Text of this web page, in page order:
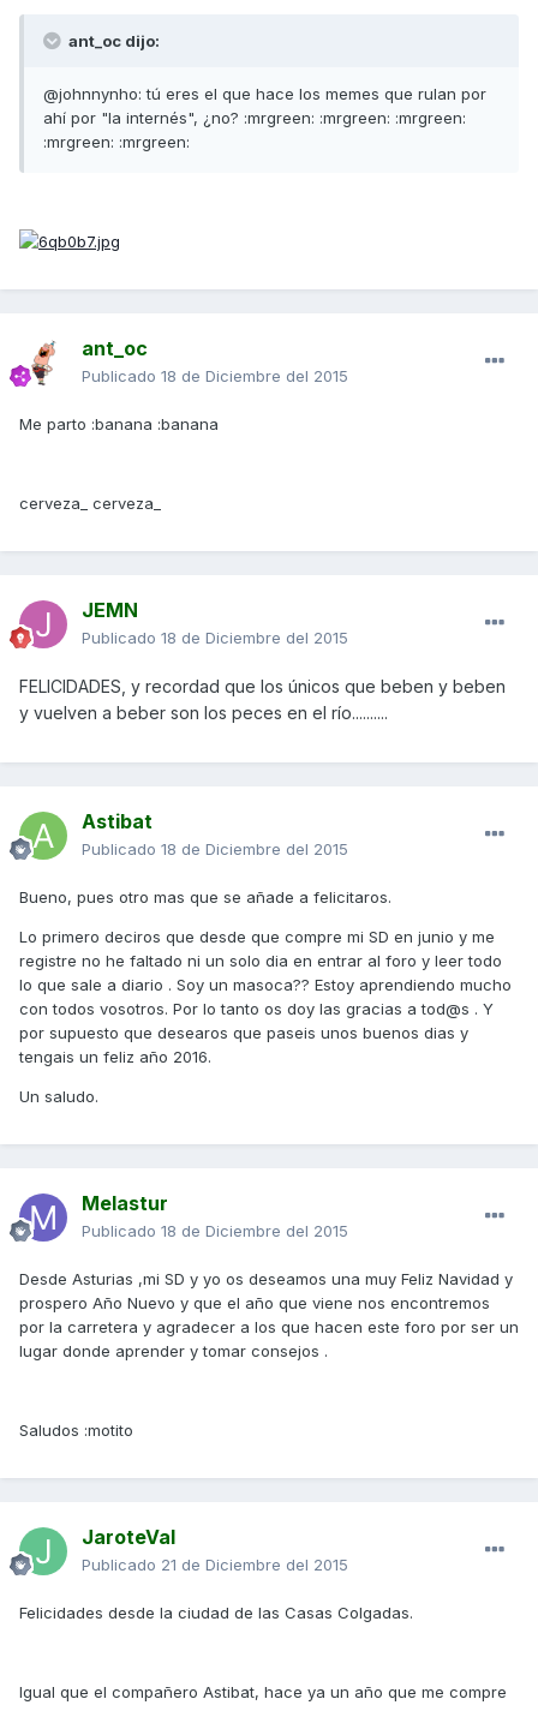
ant_oc dijo:
@johnnynho: tú eres el que hace los memes que rulan por
ahí por "la internés", ¿no? :mrgreen: :mrgreen: :mrgreen:
:mrgreen: :mrgreen:
ant_oc
Publicado 18 de Diciembre del 2015
Me parto :banana :banana
cerveza_ cerveza_
JEMN
Publicado 18 de Diciembre del 2015
FELICIDADES, y recordad que los únicos que beben y beben
y vuelven a beber son los peces en el río..........
Astibat
Publicado 18 de Diciembre del 2015
Bueno, pues otro mas que se añade a felicitaros.
Lo primero deciros que desde que compre mi SD en junio y me
registre no he faltado ni un solo dia en entrar al foro y leer todo
lo que sale a diario . Soy un masoca?? Estoy aprendiendo mucho
con todos vosotros. Por lo tanto os doy las gracias a tod@s . Y
por supuesto que desearos que paseis unos buenos dias y
tengais un feliz año 2016.
Un saludo.
Melastur
Publicado 18 de Diciembre del 2015
Desde Asturias ,mi SD y yo os deseamos una muy Feliz Navidad y
prospero Año Nuevo y que el año que viene nos encontremos
por la carretera y agradecer a los que hacen este foro por ser un
lugar donde aprender y tomar consejos .
Saludos :motito
JaroteVal
Publicado 21 de Diciembre del 2015
Felicidades desde la ciudad de las Casas Colgadas.
Igual que el compañero Astibat, hace ya un año que me compre